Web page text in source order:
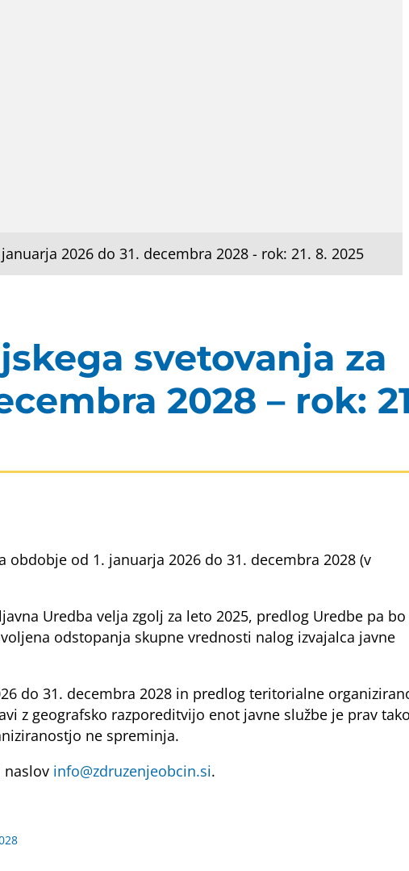
2026 do 31. decembra 2028 - rok: 21. 8. 2025
svetovanja za
2028 – rok:
od 1. januarja 2026 do 31. decembra 2028 (v
Uredba velja zgolj za leto 2025, predlog Uredbe pa bo
odstopanja skupne vrednosti nalog izvajalca javne
do 31. decembra 2028 in predlog teritorialne
z geografsko razporeditvijo enot javne službe je prav
ne spreminja.
naslov info@zdruzenjeobcin.si.